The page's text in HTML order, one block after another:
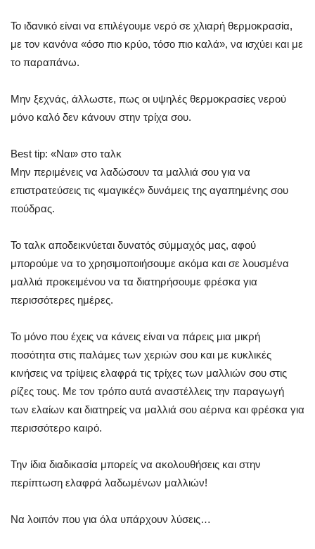
Το ιδανικό είναι να επιλέγουμε νερό σε χλιαρή θερμοκρασία,
με τον κανόνα «όσο πιο κρύο, τόσο πιο καλά», να ισχύει και με
το παραπάνω.
Μην ξεχνάς, άλλωστε, πως οι υψηλές θερμοκρασίες νερού
μόνο καλό δεν κάνουν στην τρίχα σου.
Best tip: «Ναι» στο ταλκ
Μην περιμένεις να λαδώσουν τα μαλλιά σου για να
επιστρατεύσεις τις «μαγικές» δυνάμεις της αγαπημένης σου
πούδρας.
Το ταλκ αποδεικνύεται δυνατός σύμμαχός μας, αφού
μπορούμε να το χρησιμοποιήσουμε ακόμα και σε λουσμένα
μαλλιά προκειμένου να τα διατηρήσουμε φρέσκα για
περισσότερες ημέρες.
Το μόνο που έχεις να κάνεις είναι να πάρεις μια μικρή
ποσότητα στις παλάμες των χεριών σου και με κυκλικές
κινήσεις να τρίψεις ελαφρά τις τρίχες των μαλλιών σου στις
ρίζες τους. Με τον τρόπο αυτά αναστέλλεις την παραγωγή
των ελαίων και διατηρείς να μαλλιά σου αέρινα και φρέσκα για
περισσότερο καιρό.
Την ίδια διαδικασία μπορείς να ακολουθήσεις και στην
περίπτωση ελαφρά λαδωμένων μαλλιών!
Να λοιπόν που για όλα υπάρχουν λύσεις…